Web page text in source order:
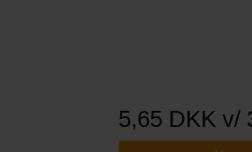
5,65 DKK v/